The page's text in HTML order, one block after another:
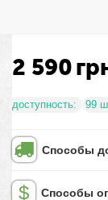
2 590
доступность: 99
Способы
Способы